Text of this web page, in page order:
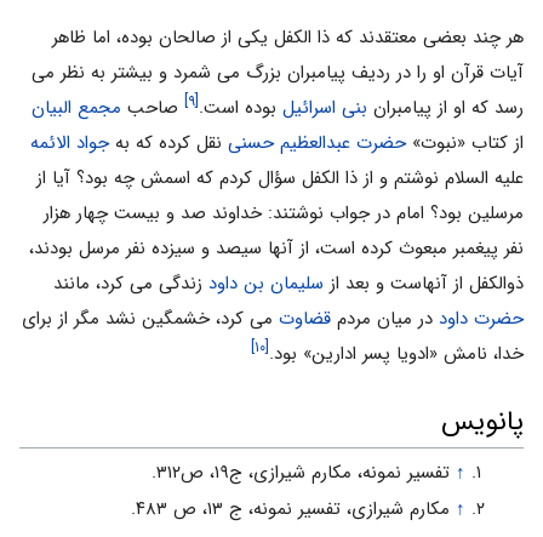
هر چند بعضی معتقدند که ذا الکفل یکی از صالحان بوده، اما ظاهر
آیات قرآن او را در ردیف پیامبران بزرگ می شمرد و بیشتر به نظر می
رسد که او از پیامبران بنی اسرائیل بوده است.[۹] صاحب مجمع البیان
از کتاب «نبوت»حضرت عبدالعظیم حسنى نقل کرده که بهجواد الائمه
علیه السلام نوشتم و از ذا الکفل سؤال کردم که اسمش چه بود؟ آیا از
مرسلین بود؟ امام در جواب نوشتند: خداوند صد و بیست چهار هزار
نفر پیغمبر مبعوث کرده است، از آنها سیصد و سیزده نفر مرسل بودند،
ذوالکفل از آنهاست و بعد از سلیمان بن داود زندگى مى کرد، مانند
حضرت داود در میان مردم قضاوت مى کرد، خشمگین نشد مگر از براى
خدا، نامش «ادویا پسر ادارین» بود.[۱۰]
پانویس
↑ تفسیر نمونه، مکارم شیرازى، ج۱۹، ص۳۱۲.
↑ مکارم شیرازی، تفسیر نمونه، ج ۱۳، ص ۴۸۳.